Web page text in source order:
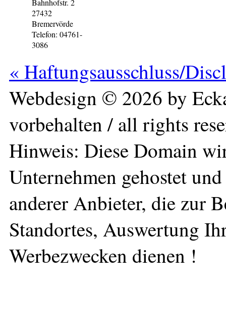
Bahnhofstr. 2
27432
Bremervörde
Telefon: 04761-
3086
« Haftungsausschluss/
Webdesign © 2026 by
vorbehalten / all rights
Hinweis: Diese Domain
Unternehmen gehostet
anderer Anbieter, die zur
Standortes, Auswertung
Werbezwecken dienen !